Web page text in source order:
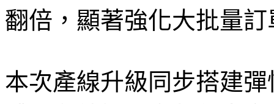
翻倍，顯著強化大批量
本次產線升級同步搭建